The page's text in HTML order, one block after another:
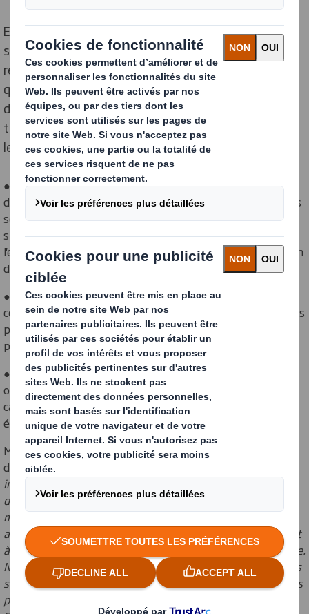
Ensemble, les deux entreprises étudieront des
solutions d'emballage intelligentes à base de papier
recyclable, visant à réduire les déchets, à contrôler la
qualité et à garantir l'efficacité de la chaîne
d'approvisionnement lors de la distribution et du
transport. Plus précisément, les efforts porteront sur
les points suivants :
● Suivi des produits : Intégration d'une plateforme de
détection sur mesure et de protocoles de données dans les
solutions numériques, permettant le suivi et la
surveillance des produits en temps réel. Cela améliore
l'expérience du consommateur et contribue à l'optimisation
de la chaîne d'approvisionnement.
● Réduction des déchets : Prolonger la durée de
conservation des produits en fournissant des informations
précises sur la fraîcheur et les dates de péremption, ce qui
permet de lutter contre le gaspillage.
● Efficacité du transport : En permettant une meilleure
optimisation des chargements, en réduisant l'empreinte
carbone associée à l'expédition et en contribuant
également à réduire les coûts opérationnels.
Magnus Renman, directeur R&D du Groupe DS Smith, a
déclaré : "L'emballage en c
intelligentes ont un énorme potentiel de réduction des
déchets tout au long de la chaîne d'approvisionnement,
mais nous ne sommes pas encore tout à fait au point. Nous
avons besoin de solutions plus intelligentes qui s'attaquent
à l'i
nefficacité, aux coûts et, surtout, aux émissions carbone.
Nous sommes ravis de relever ce d
éfi avec BeFC grâce à des
solutions innovantes et circulaires conçues pour réduire les
pertes et améliorer la durabilité. Grâce à la technologie de